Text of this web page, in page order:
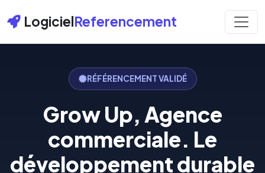
LogicielReferencement
RÉFÉRENCEMENT VALIDÉ
Grow Up, Agence
commerciale. Le
développement durable